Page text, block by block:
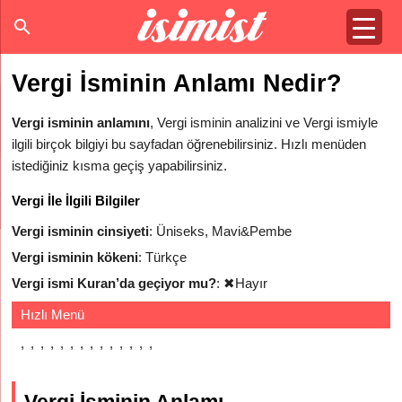
Vergi İsminin Anlamı Nedir?
Vergi isminin anlamını, Vergi isminin analizini ve Vergi ismiyle
ilgili birçok bilgiyi bu sayfadan öğrenebilirsiniz. Hızlı menüden
istediğiniz kısma geçiş yapabilirsiniz.
Vergi İle İlgili Bilgiler
Vergi isminin cinsiyeti: Üniseks, Mavi&Pembe
Vergi isminin kökeni: Türkçe
Vergi ismi Kuran’da geçiyor mu?: ✖Hayır
Hızlı Menü